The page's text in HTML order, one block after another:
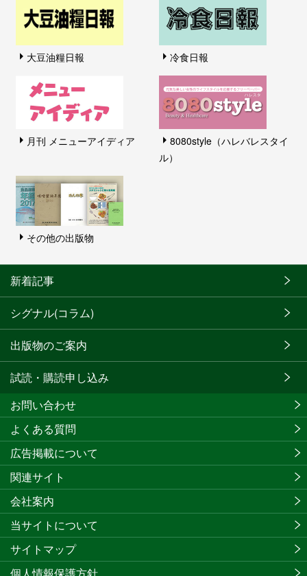
大豆油糧日報 冷食日報
月刊 メニューアイディア
8080style（ハレバレスタイ
ル）
その他の出版物
新着記事
シグナル(コラム)
出版物のご案内
試読・購読申し込み
お問い合わせ
よくある質問
広告掲載について
関連サイト
会社案内
当サイトについて
サイトマップ